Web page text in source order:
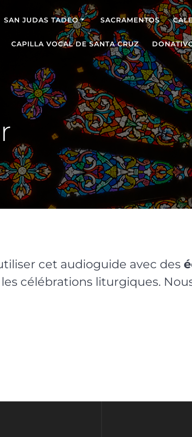
SAN JUDAS TADEO SACRAMENTOS
CAPILLA VOCAL DE SANTA CRUZ
cet audioguide avec des
célébrations liturgiques.